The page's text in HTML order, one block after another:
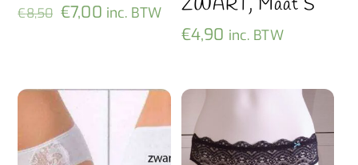
€8,50 Oorspronkelijke
€8,50.
€7,00Huidige
€7,00.
inc. BTW ZWART, Maat S
€4,90 inc. BTW